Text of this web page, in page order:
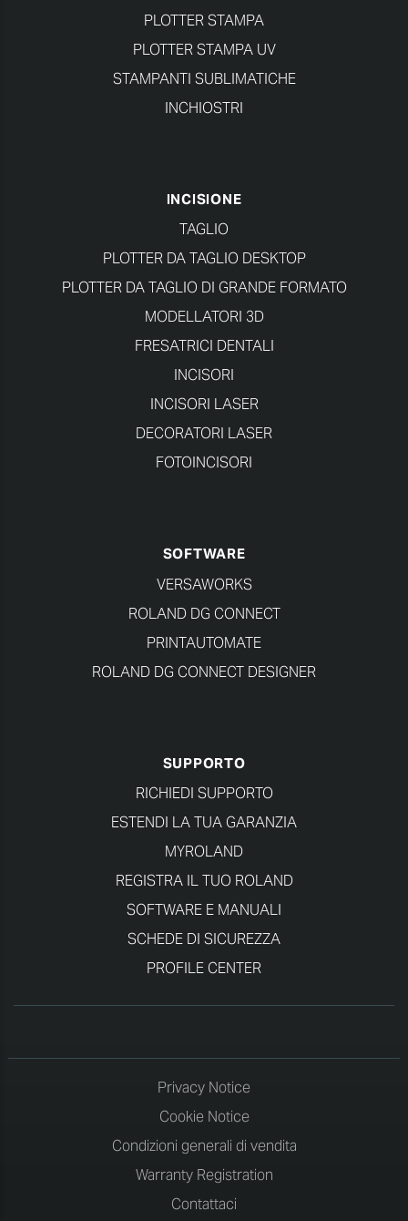
PLOTTER STAMPA
PLOTTER STAMPA UV
STAMPANTI SUBLIMATICHE
INCHIOSTRI
INCISIONE
TAGLIO
PLOTTER DA TAGLIO DESKTOP
PLOTTER DA TAGLIO DI GRANDE FORMATO
MODELLATORI 3D
FRESATRICI DENTALI
INCISORI
INCISORI LASER
DECORATORI LASER
FOTOINCISORI
SOFTWARE
VERSAWORKS
ROLAND DG CONNECT
PRINTAUTOMATE
ROLAND DG CONNECT DESIGNER
SUPPORTO
RICHIEDI SUPPORTO
ESTENDI LA TUA GARANZIA
MYROLAND
REGISTRA IL TUO ROLAND
SOFTWARE E MANUALI
SCHEDE DI SICUREZZA
PROFILE CENTER
Privacy Notice
Cookie Notice
Condizioni generali di vendita
Warranty Registration
Contattaci